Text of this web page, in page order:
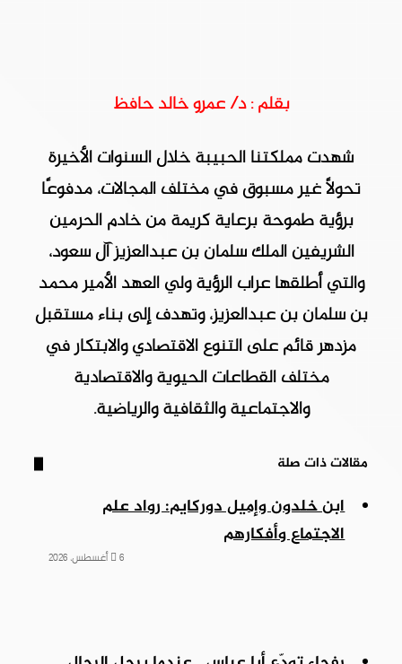
بقلم : د/ عمرو خالد حافظ
شهدت مملكتنا الحبيبة خلال السنوات الأخيرة
تحولًا غير مسبوق في مختلف المجالات، مدفوعًا
برؤية طموحة برعاية كريمة من خادم الحرمين
الشريفين الملك سلمان بن عبدالعزيز آل سعود،
والتي أطلقها عراب الرؤية ولي العهد الأمير محمد
بن سلمان بن عبدالعزيز، وتهدف إلى بناء مستقبل
مزدهر قائم على التنوع الاقتصادي والابتكار في
مختلف القطاعات الحيوية والاقتصادية
والاجتماعية والثقافية والرياضية.
مقالات ذات صلة
ابن خلدون وإميل دوركايم: رواد علم
الاجتماع وأفكارهم
6 أغسطس، 2026